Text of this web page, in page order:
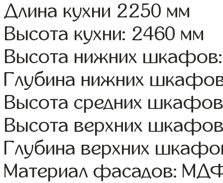
Длина кухни 2250 мм
Высота кухни: 2460 мм
Высота нижних
Глубина нижних
Высота средних
Высота верхних
Глубина верхних
Материал фасадов: